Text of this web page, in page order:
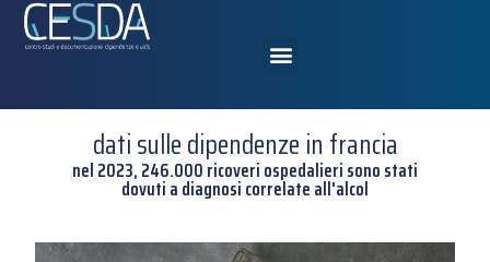
dati sulle dipendenze in francia
nel 2023, 246.000 ricoveri ospedalieri sono stati
dovuti a diagnosi correlate all'alcol